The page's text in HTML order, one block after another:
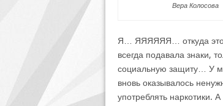
Вера Колосова
Я… ЯЯЯЯЯЯ… откуда
всегда подавала знаки,
социальную защиту… У
вновь оказывалось
употреблять наркотики.